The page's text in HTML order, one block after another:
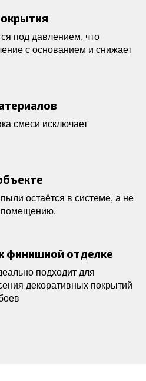
под давлением, что
с основанием и снижает
смеси исключает
остаётся в системе, а не
помещению.
финишной отделке
подходит для
декоративных покрытий